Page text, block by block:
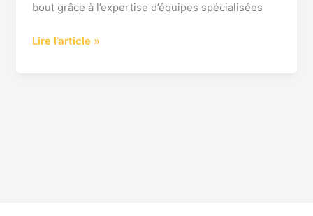
bout grâce à l’expertise d’équipes spécialisées
Lire l’article »